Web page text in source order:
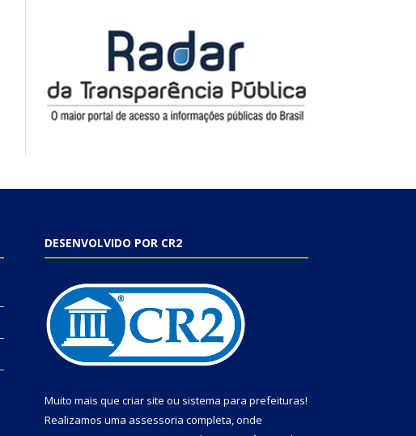
DESENVOLVIDO POR CR2
Muito mais que criar site ou sistema para prefeituras!
Realizamos uma assessoria completa, onde